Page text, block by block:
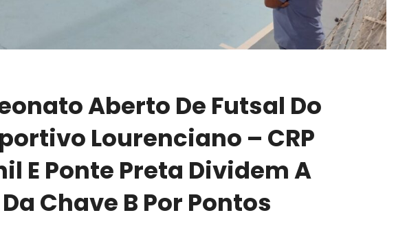
Aberto De Futsal Do
Lourenciano – CRP
E Ponte Preta Dividem A
Chave B Por Pontos